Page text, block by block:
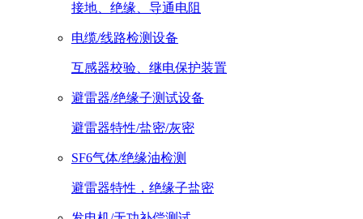
接地、绝缘、导通电阻
电缆/线路检测设备
互感器校验、继电保护装置
避雷器/绝缘子测试设备
避雷器特性/盐密/灰密
SF6气体/绝缘油检测
避雷器特性，绝缘子盐密